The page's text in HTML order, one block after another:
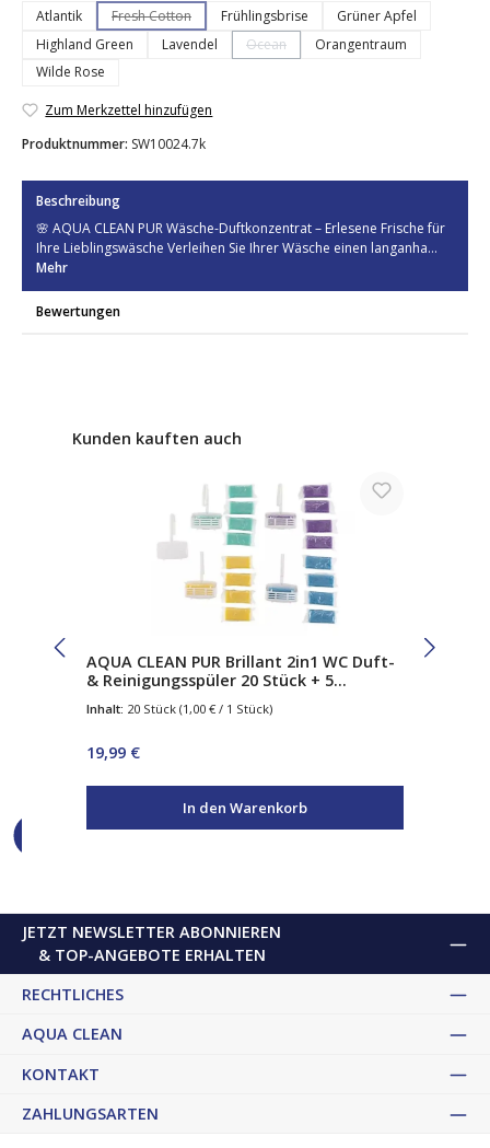
Atlantik Fresh Cotton
(Diese Option ist zurzeit nicht verfügbar.)
Frühlingsbrise
Grüner Apfel
Highland Green
Lavendel Ocean
(Diese Option ist zurzeit nicht
Orangentraum
Wilde Rose
Zum Merkzettel hinzufügen
Produktnummer: SW10024.7k
Beschreibung
🌸 AQUA CLEAN PUR Wäsche-Duftkonzentrat – Erlesene Frische für
Ihre Lieblingswäsche Verleihen Sie Ihrer Wäsche einen langanha…
Mehr
Bewertungen
Produktgalerie überspringen
Kunden kauften auch
AQUA CLEAN PUR Brillant 2in1 WC Duft-
& Reinigungsspüler 20 Stück + 5
Inhalt: 20 Stück (1,00 € / 1 Stück)
Regulärer Preis:
19,99 €
In den Warenkorb
JETZT NEWSLETTER ABONNIEREN
& TOP-ANGEBOTE ERHALTEN
KONTAKT
RECHTLICHES
AQUA CLEAN
ZAHLUNGSARTEN